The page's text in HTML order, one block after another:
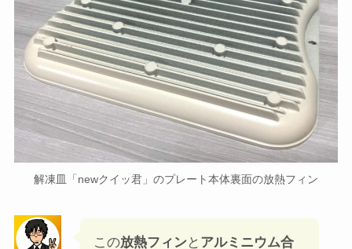
解凍皿「newクイッ君」のプレート本体
箱から「解凍皿「newクイッ君」本体を取り出して
みました。
金属のプレートは触れてみるとひんやりしていま
す。意外に重量感があるので、うっかり落として
しまうとと床に傷がついたり、足を怪我してしま
うかもしれません。
プレートの裏面を見てみると放熱フィン が全面に